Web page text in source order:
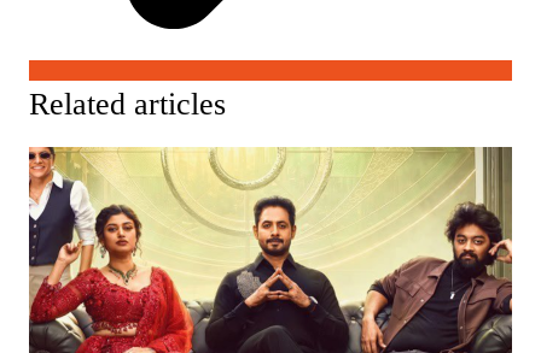
Related articles